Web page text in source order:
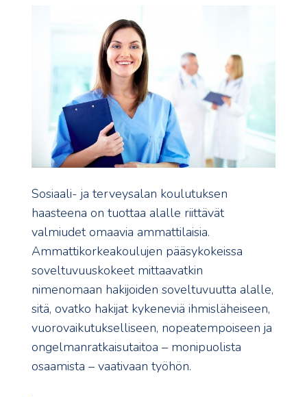
Sosiaali- ja terveysalan koulutuksen
haasteena on tuottaa alalle riittävät
valmiudet omaavia ammattilaisia.
Ammattikorkeakoulujen pääsykokeissa
soveltuvuuskokeet mittaavatkin
nimenomaan hakijoiden soveltuvuutta alalle,
sitä, ovatko hakijat kykeneviä ihmisläheiseen,
vuorovaikutukselliseen, nopeatempoiseen ja
ongelmanratkaisutaitoa – monipuolista
osaamista – vaativaan työhön.